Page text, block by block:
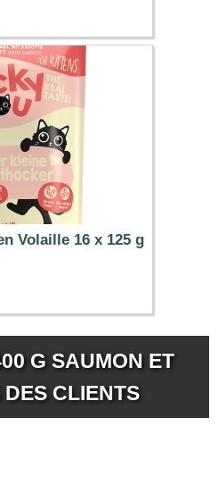
€
Volaille 16 x 125 g
€
G SAUMON ET
CLIENTS